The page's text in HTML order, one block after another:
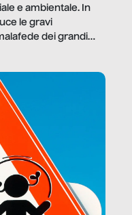
e ambientale. In
le gravi
dei grandi